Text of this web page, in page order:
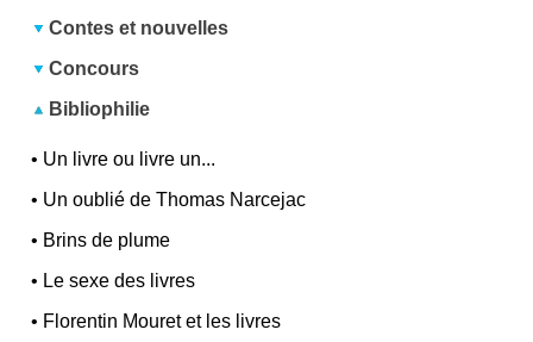
Contes et nouvelles
Concours
Bibliophilie
• Un livre ou livre un...
• Un oublié de Thomas Narcejac
• Brins de plume
• Le sexe des livres
• Florentin Mouret et les livres